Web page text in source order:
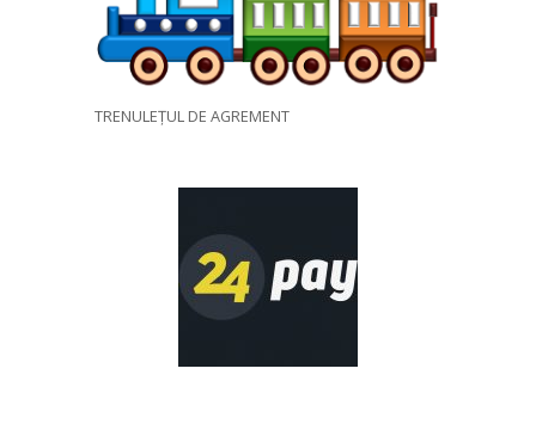
TRENULEȚUL DE AGREMENT